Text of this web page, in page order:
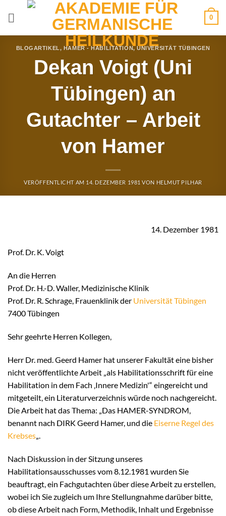
0
BLOGARTIKEL, HAMER - HABILITATION,UNIVERSITÄT TÜBINGEN
Dekan Voigt (Uni
Tübingen) an
Gutachter – Arbeit
von Hamer
VERÖFFENTLICHT AM 14. DEZEMBER 1981 VON HELMUT PILHAR
14. Dezember 1981
Prof. Dr. K. Voigt
An die Herren
Prof. Dr. H.-D. Waller, Medizinische Klinik
Prof. Dr. R. Schrage, Frauenklinik der Universität Tübingen
7400 Tübingen
Sehr geehrte Herren Kollegen,
Herr Dr. med. Geerd Hamer hat unserer Fakultät eine bisher
nicht veröffentlichte Arbeit „als Habilitationsschrift für eine
Habilitation in dem Fach ‚Innere Medizin'“ eingereicht und
mitgeteilt, ein Literaturverzeichnis würde noch nachgereicht.
Die Arbeit hat das Thema: „Das HAMER-SYNDROM,
benannt nach DIRK Geerd Hamer, und die Eiserne Regel des
Krebses
Nach Diskussion in der Sitzung unseres
Habilitationsausschusses vom 8.12.1981 wurden Sie
beauftragt, ein Fachgutachten über diese Arbeit zu erstellen,
wobei ich Sie zugleich um Ihre Stellungnahme darüber bitte,
ob diese Arbeit nach Form, Methodik, Inhalt und Ergebnisse